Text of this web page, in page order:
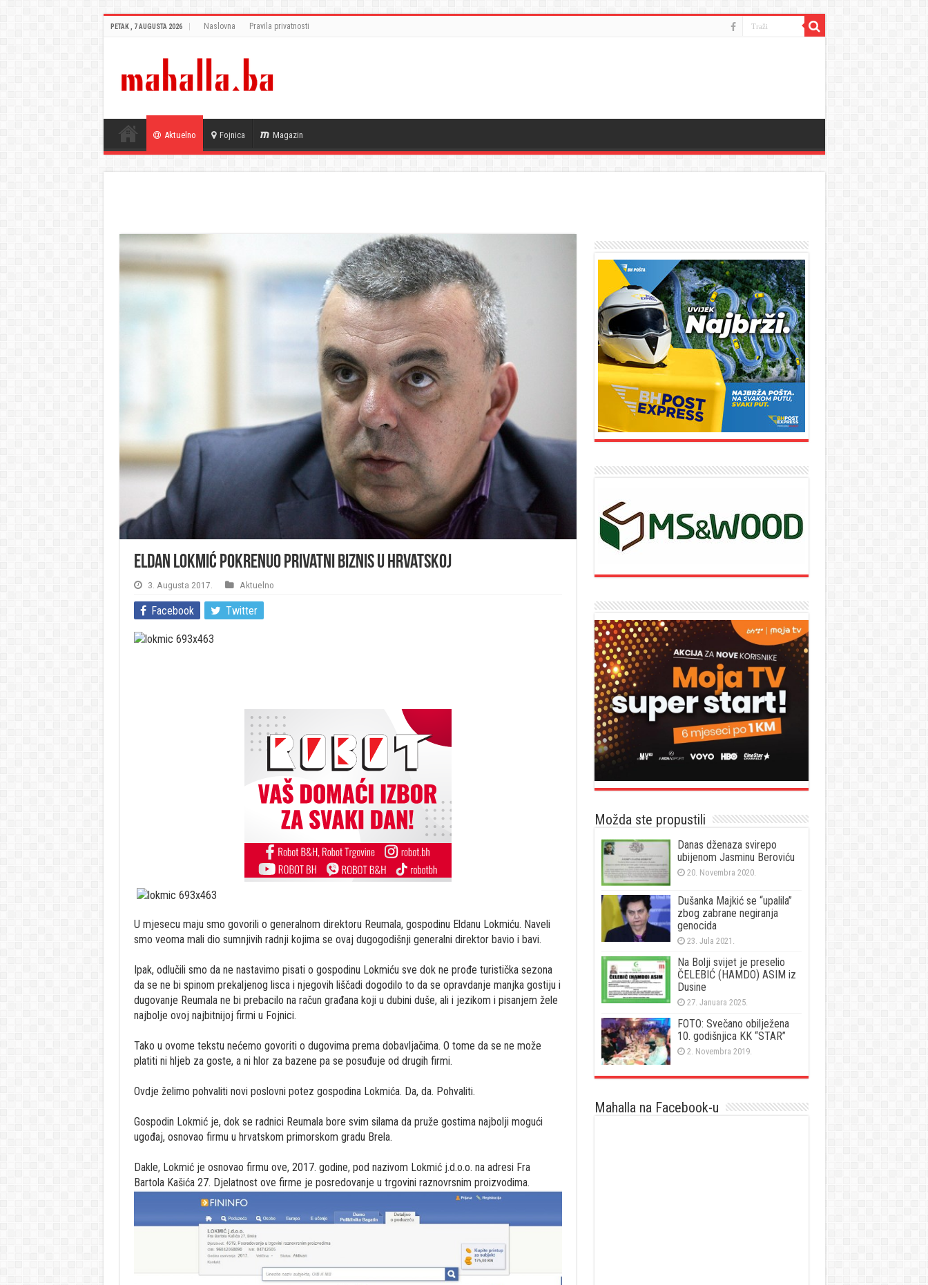
PETAK , 7 AUGUSTA 2026 Naslovna Pravila privatnosti
Aktuelno Fojnica Magazin
Eldan Lokmić pokrenuo privatni biznis u Hrvatskoj
3. Augusta 2017. Aktuelno
Facebook Twitter
U mjesecu maju smo govorili o generalnom direktoru Reumala, gospodinu Eldanu Lokmiću. Naveli
smo veoma mali dio sumnjivih radnji kojima se ovaj dugogodišnji generalni direktor bavio i bavi.
Ipak, odlučili smo da ne nastavimo pisati o gospodinu Lokmiću sve dok ne prođe turistička sezona
da se ne bi spinom prekaljenog lisca i njegovih liščadi dogodilo to da se opravdanje manjka gostiju i
dugovanje Reumala ne bi prebacilo na račun građana koji u dubini duše, ali i jezikom i pisanjem žele
najbolje ovoj najbitnijoj firmi u Fojnici.
Tako u ovome tekstu nećemo govoriti o dugovima prema dobavljačima. O tome da se ne može
platiti ni hljeb za goste, a ni hlor za bazene pa se posuđuje od drugih firmi.
Ovdje želimo pohvaliti novi poslovni potez gospodina Lokmića. Da, da. Pohvaliti.
Gospodin Lokmić je, dok se radnici Reumala bore svim silama da pruže gostima najbolji mogući
ugođaj, osnovao firmu u hrvatskom primorskom gradu Brela.
Dakle, Lokmić je osnovao firmu ove, 2017. godine, pod nazivom Lokmić j.d.o.o. na adresi Fra
Bartola Kašića 27. Djelatnost ove firme je posredovanje u trgovini raznovrsnim proizvodima.
Možda ste propustili
Danas dženaza svirepo
ubijenom Jasminu Beroviću
20. Novembra 2020.
Dušanka Majkić se “upalila”
zbog zabrane negiranja
genocida
23. Jula 2021.
Na Bolji svijet je preselio
ČELEBIĆ (HAMDO) ASIM iz
Dusine
27. Januara 2025.
FOTO: Svečano obilježena
10. godišnjica KK “STAR”
2. Novembra 2019.
Mahalla na Facebook-u